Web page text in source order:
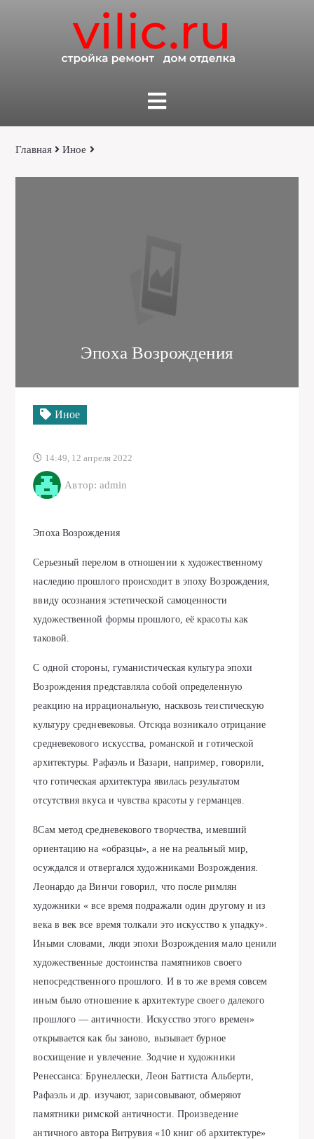
Главная Иное
Эпоха Возрождения
Иное
14:49, 12 апреля 2022
Автор: admin
Эпоха Возрождения
Серьезный перелом в отношении к художественному
наследию прошлого происходит в эпоху Возрождения,
ввиду осознания эстетической самоценности
художественной формы прошлого, её красоты как
таковой.
С одной стороны, гуманистическая культура эпохи
Возрождения представляла собой определенную
реакцию на иррациональную, насквозь теистическую
культуру средневековья. Отсюда возникало отрицание
средневекового искусства, романской и готической
архитектуры. Рафаэль и Вазари, например, говорили,
что готическая архитектура явилась результатом
отсутствия вкуса и чувства красоты у германцев.
8Сам метод средневекового творчества, имевший
ориентацию на «образцы», а не на реальный мир,
осуждался и отвергался художниками Возрождения.
Леонардо да Винчи говорил, что после римлян
художники « все время подражали один другому и из
века в век все время толкали это искусство к упадку».
Иными словами, люди эпохи Возрождения мало ценили
художественные достоинства памятников своего
непосредственного прошлого. И в то же время совсем
иным было отношение к архитектуре своего далекого
прошлого — античности. Искусство этого времен»
открывается как бы заново, вызывает бурное
восхищение и увлечение. Зодчие и художники
Ренессанса: Брунеллески, Леон Баттиста Альберти,
Рафаэль и др. изучают, зарисовывают, обмеряют
памятники римской античности. Произведение
античного автора Витрувия «10 книг об архитектуре»